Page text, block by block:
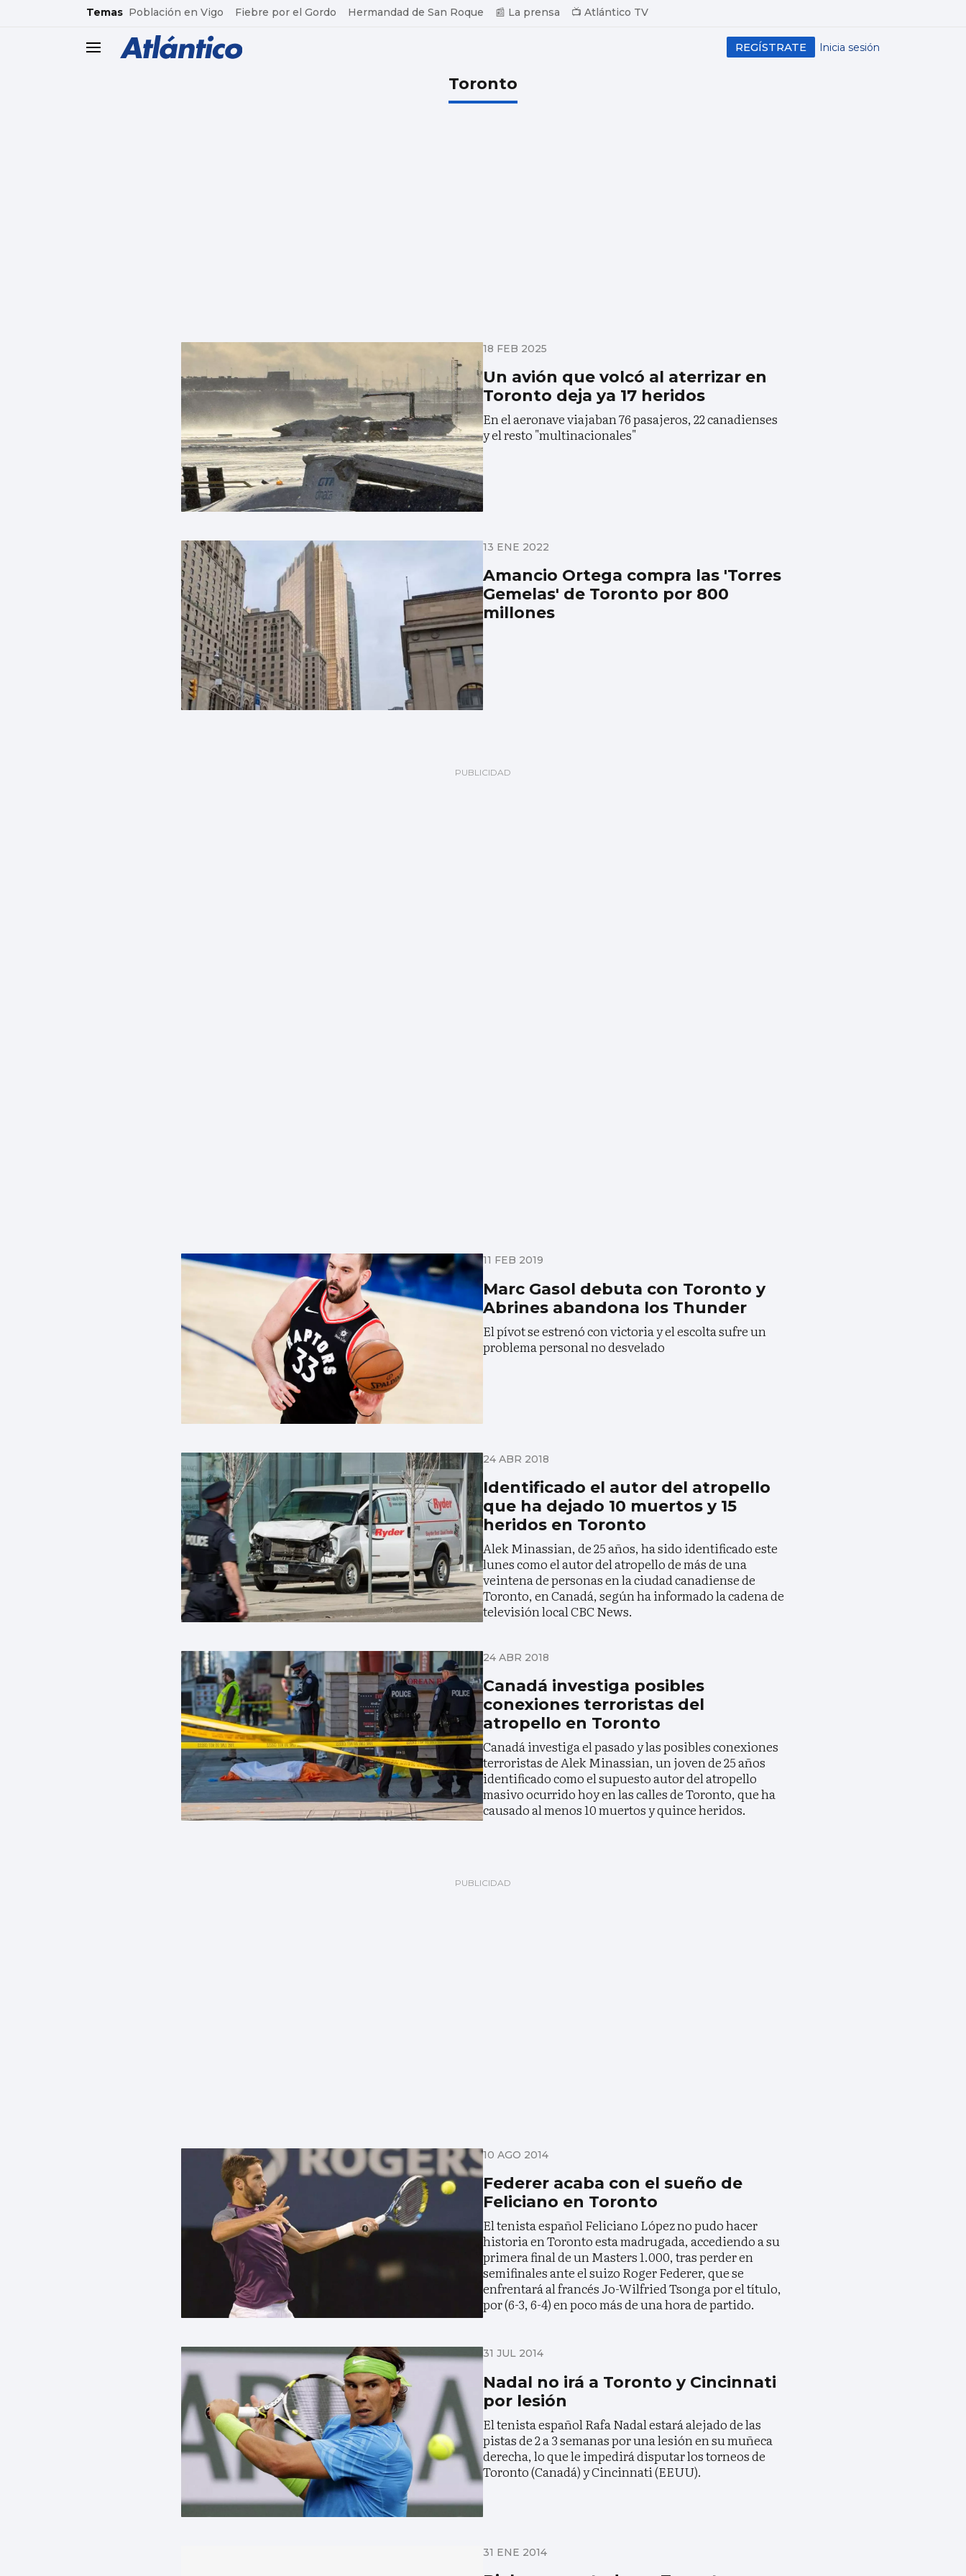
common.go-to-content
Temas Población en Vigo Fiebre por el Gordo Hermandad de San Roque 📰 La prensa 📺 Atlántico TV
header.menu.open Inicia sesión
REGÍSTRATE
Toronto
18 FEB 2025
Un avión que volcó al aterrizar en
Toronto deja ya 17 heridos
En el aeronave viajaban 76 pasajeros, 22 canadienses
y el resto "multinacionales"
13 ENE 2022
Amancio Ortega compra las 'Torres
Gemelas' de Toronto por 800
millones
11 FEB 2019
Marc Gasol debuta con Toronto y
Abrines abandona los Thunder
El pívot se estrenó con victoria y el escolta sufre un
problema personal no desvelado
24 ABR 2018
Identificado el autor del atropello
que ha dejado 10 muertos y 15
heridos en Toronto
Alek Minassian, de 25 años, ha sido identificado este
lunes como el autor del atropello de más de una
veintena de personas en la ciudad canadiense de
Toronto, en Canadá, según ha informado la cadena de
televisión local CBC News.
24 ABR 2018
Canadá investiga posibles
conexiones terroristas del
atropello en Toronto
Canadá investiga el pasado y las posibles conexiones
terroristas de Alek Minassian, un joven de 25 años
identificado como el supuesto autor del atropello
masivo ocurrido hoy en las calles de Toronto, que ha
causado al menos 10 muertos y quince heridos.
10 AGO 2014
Federer acaba con el sueño de
Feliciano en Toronto
El tenista español Feliciano López no pudo hacer
historia en Toronto esta madrugada, accediendo a su
primera final de un Masters 1.000, tras perder en
semifinales ante el suizo Roger Federer, que se
enfrentará al francés Jo-Wilfried Tsonga por el título,
por (6-3, 6-4) en poco más de una hora de partido.
31 JUL 2014
Nadal no irá a Toronto y Cincinnati
por lesión
El tenista español Rafa Nadal estará alejado de las
pistas de 2 a 3 semanas por una lesión en su muñeca
derecha, lo que le impedirá disputar los torneos de
Toronto (Canadá) y Cincinnati (EEUU).
31 ENE 2014